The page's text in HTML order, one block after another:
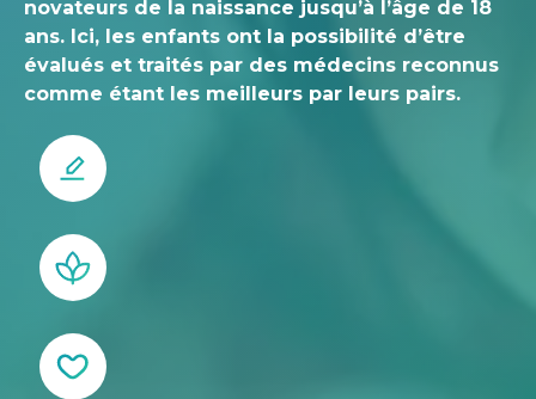
novateurs de la naissance jusqu’à l’âge de 18
ans. Ici, les enfants ont la possibilité d’être
évalués et traités par des médecins reconnus
comme étant les meilleurs par leurs pairs.